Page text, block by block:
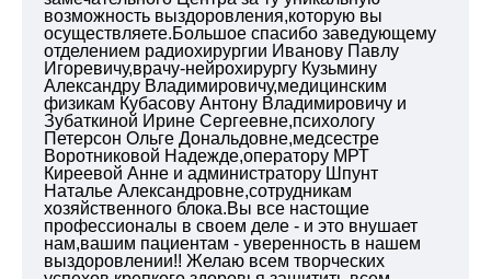
возможность выздоровления,которую вы
осуществляете.Большое спасибо заведующему
отделением радиохирургии Иванову Павлу
Игоревичу,врачу-нейрохирургу Кузьмину
Александру Владимировичу,медицинским
физикам Кубасову Антону Владимировичу и
Зубаткиной Ирине Сергеевне,психологу
Петерсон Ольге Дональдовне,медсестре
Воротниковой Надежде,оператору МРТ
Киреевой Анне и администратору Шпунт
Наталье Александровне,сотрудникам
хозяйственного блока.Вы все настощие
профессионалы в своем деле - и это внушает
нам,вашим пациентам - уверенность в нашем
выздоровлении!! Желаю всем творческих